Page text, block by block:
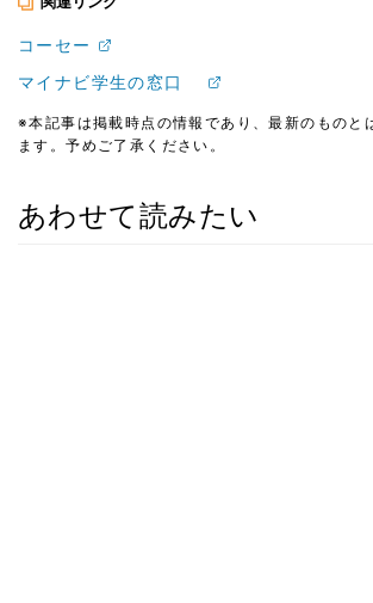
コーセー
マイナビ学生の窓口
※本記事は掲載時点の情報であり、最新のものと
ます。予めご了承ください。
あわせて読みたい